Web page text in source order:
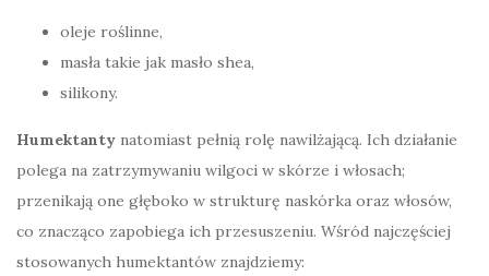
oleje roślinne,
masła takie jak masło shea,
silikony.
Humektanty natomiast pełnią rolę nawilżającą. Ich działanie
polega na zatrzymywaniu wilgoci w skórze i włosach;
przenikają one głęboko w strukturę naskórka oraz włosów,
co znacząco zapobiega ich przesuszeniu. Wśród najczęściej
stosowanych humektantów znajdziemy: